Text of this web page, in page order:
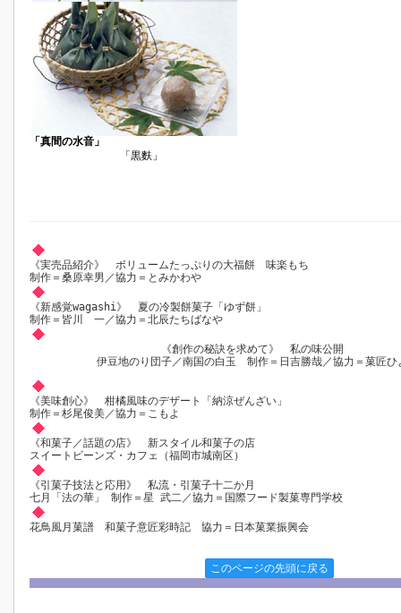
「真間の水音」
「黒麩」
《実売品紹介》 ボリュームたっぷりの大福餅 味楽もち
制作＝桑原幸男／協力＝とみかわや
《新感覚wagashi》 夏の冷製餅菓子「ゆず餅」
制作＝皆川 一／協力＝北辰たちばなや
《創作の秘訣を求めて》 私の味公開
伊豆地のり団子／南国の白玉 制作＝日吉勝哉／協力＝菓匠ひ
《美味創心》 柑橘風味のデザート「納涼ぜんざい」
制作＝杉尾俊美／協力＝こもよ
《和菓子／話題の店》 新スタイル和菓子の店
スイートビーンズ・カフェ（福岡市城南区）
《引菓子技法と応用》 私流・引菓子十二か月
七月「法の華」 制作＝星 武二／協力＝国際フード製菓専門学校
花鳥風月菓譜 和菓子意匠彩時記 協力＝日本菓業振興会
このページの先頭に戻る